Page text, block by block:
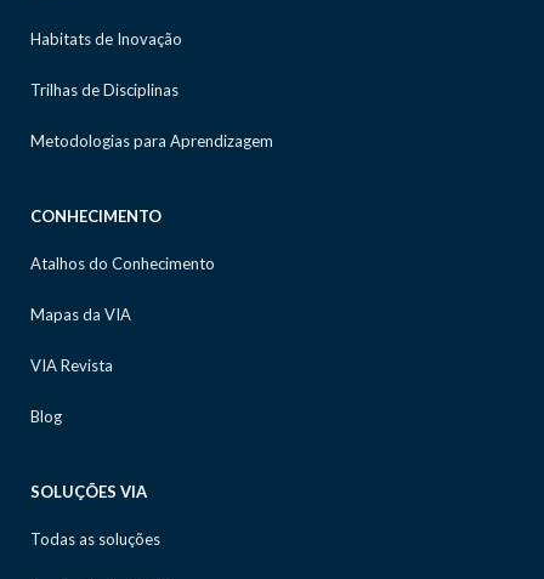
Habitats de Inovação
Trilhas de Disciplinas
Metodologias para Aprendizagem
CONHECIMENTO
Atalhos do Conhecimento
Mapas da VIA
VIA Revista
Blog
SOLUÇÕES VIA
Todas as soluções